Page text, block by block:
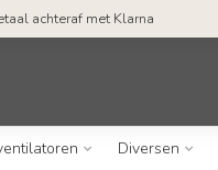
achteraf met Klarna
Diversen